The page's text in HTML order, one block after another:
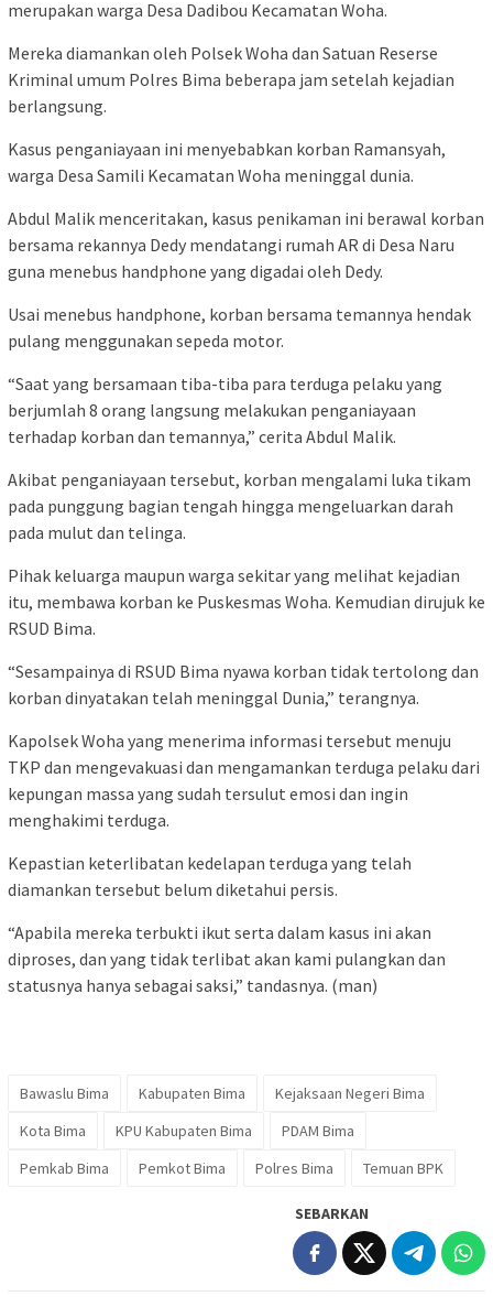
merupakan warga Desa Dadibou Kecamatan Woha.
Mereka diamankan oleh Polsek Woha dan Satuan Reserse
Kriminal umum Polres Bima beberapa jam setelah kejadian
berlangsung.
Kasus penganiayaan ini menyebabkan korban Ramansyah,
warga Desa Samili Kecamatan Woha meninggal dunia.
Abdul Malik menceritakan, kasus penikaman ini berawal korban
bersama rekannya Dedy mendatangi rumah AR di Desa Naru
guna menebus handphone yang digadai oleh Dedy.
Usai menebus handphone, korban bersama temannya hendak
pulang menggunakan sepeda motor.
“Saat yang bersamaan tiba-tiba para terduga pelaku yang
berjumlah 8 orang langsung melakukan penganiayaan
terhadap korban dan temannya,” cerita Abdul Malik.
Akibat penganiayaan tersebut, korban mengalami luka tikam
pada punggung bagian tengah hingga mengeluarkan darah
pada mulut dan telinga.
Pihak keluarga maupun warga sekitar yang melihat kejadian
itu, membawa korban ke Puskesmas Woha. Kemudian dirujuk ke
RSUD Bima.
“Sesampainya di RSUD Bima nyawa korban tidak tertolong dan
korban dinyatakan telah meninggal Dunia,” terangnya.
Kapolsek Woha yang menerima informasi tersebut menuju
TKP dan mengevakuasi dan mengamankan terduga pelaku dari
kepungan massa yang sudah tersulut emosi dan ingin
menghakimi terduga.
Kepastian keterlibatan kedelapan terduga yang telah
diamankan tersebut belum diketahui persis.
“Apabila mereka terbukti ikut serta dalam kasus ini akan
diproses, dan yang tidak terlibat akan kami pulangkan dan
statusnya hanya sebagai saksi,” tandasnya. (man)
Bawaslu Bima Kabupaten Bima
Kejaksaan Negeri Bima
Kota Bima
KPU Kabupaten Bima
PDAM Bima
Pemkab Bima
Pemkot Bima Polres Bima Temuan BPK
SEBARKAN